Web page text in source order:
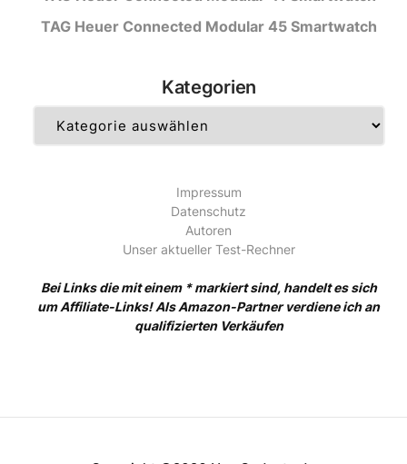
TAG Heuer Connected Modular 45 Smartwatch
Kategorien
Impressum
Datenschutz
Autoren
Unser aktueller Test-Rechner
Bei Links die mit einem * markiert sind, handelt es sich
um Affiliate-Links! Als Amazon-Partner verdiene ich an
qualifizierten Verkäufen